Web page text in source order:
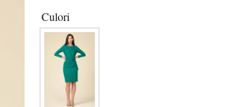
Culori